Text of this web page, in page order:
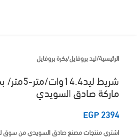
الرئيسية/ليد بروفايل/بكرة بروفايل
ماركة صادق السويدي
EGP2394
اشتري منتجات مصنع صادق السويدي من سوق ليد